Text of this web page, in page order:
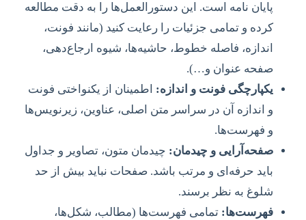
پایان نامه است. این دستورالعمل‌ها را به دقت مطالعه
کرده و تمامی جزئیات را رعایت کنید (مانند فونت،
اندازه، فاصله خطوط، حاشیه‌ها، شیوه ارجاع‌دهی،
صفحه عنوان و…).
یکپارچگی فونت و اندازه: اطمینان از یکنواختی فونت
و اندازه آن در سراسر متن اصلی، عناوین، زیرنویس‌ها
و فهرست‌ها.
صفحه‌آرایی و چیدمان: چیدمان متون، تصاویر و جداول
باید حرفه‌ای و مرتب باشد. صفحات نباید بیش از حد
شلوغ به نظر برسند.
فهرست‌ها: تمامی فهرست‌ها (مطالب، شکل‌ها،